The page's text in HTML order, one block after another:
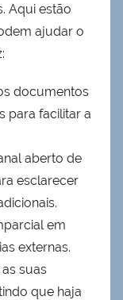
Aqui estão
ajudar o
documentos
para facilitar a
aberto de
esclarecer
em
externas.
suas
que haja